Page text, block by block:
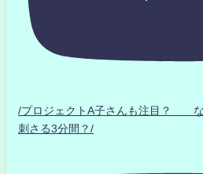
/プロジェクトA子さんも注目？ な
刺さる3分間？/